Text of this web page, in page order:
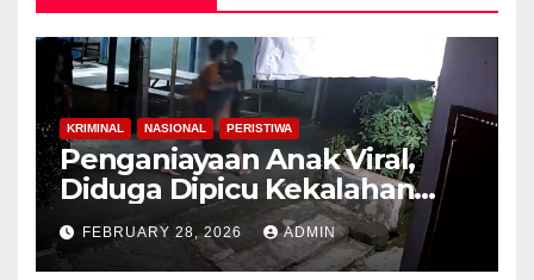
KRIMINAL NASIONAL PERISTIWA
Penganiayaan Anak Viral,
Diduga Dipicu Kekalahan
Lomba Lari
FEBRUARY 28, 2026 ADMIN